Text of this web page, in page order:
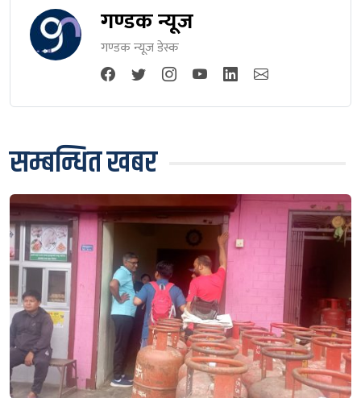
गण्डक न्यूज
गण्डक न्यूज डेस्क
सम्बन्धित खबर